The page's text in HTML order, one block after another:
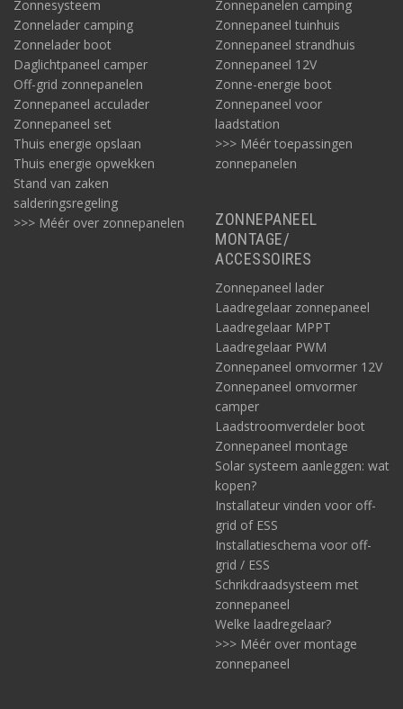
Zonnesysteem
Zonnelader camping
Zonnelader boot
Daglichtpaneel camper
Off-grid zonnepanelen
Zonnepaneel acculader
Zonnepaneel set
Thuis energie opslaan
Thuis energie opwekken
Stand van zaken
salderingsregeling
>>> Méér over zonnepanelen
Zonnepanelen camping
Zonnepaneel tuinhuis
Zonnepaneel strandhuis
Zonnepaneel 12V
Zonne-energie boot
Zonnepaneel voor
laadstation
>>> Méér toepassingen
zonnepanelen
ZONNEPANEEL
MONTAGE/
ACCESSOIRES
Zonnepaneel lader
Laadregelaar zonnepaneel
Laadregelaar MPPT
Laadregelaar PWM
Zonnepaneel omvormer 12V
Zonnepaneel omvormer
camper
Laadstroomverdeler boot
Zonnepaneel montage
Solar systeem aanleggen: wat
kopen?
Installateur vinden voor off-
grid of ESS
Installatieschema voor off-
grid / ESS
Schrikdraadsysteem met
zonnepaneel
Welke laadregelaar?
>>> Méér over montage
zonnepaneel